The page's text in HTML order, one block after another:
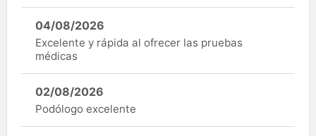
04/08/2026
Excelente y rápida al ofrecer las pruebas
médicas
02/08/2026
Podólogo excelente